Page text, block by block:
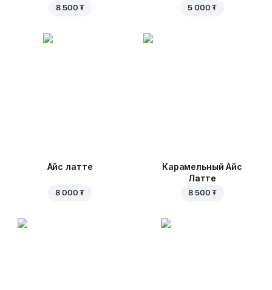
8 500 ₮ 5 000 ₮
Айс латте
8 000 ₮
Карамельный Айс
Латте
8 500 ₮